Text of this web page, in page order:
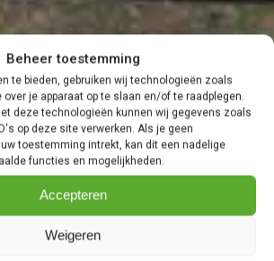
Beheer toestemming
te bieden, gebruiken wij technologieën zoals
je apparaat op te slaan en/of te raadplegen.
deze technologieën kunnen wij gegevens zoals
op deze site verwerken. Als je geen
toestemming intrekt, kan dit een nadelige
functies en mogelijkheden.
Accepteren
Weigeren